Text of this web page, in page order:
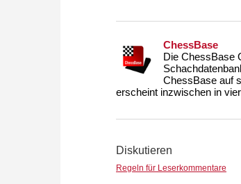
ChessBase
Die ChessBase
ChessBase auf
erscheint inzwischen in
Diskutieren
Regeln für Leserkommentare